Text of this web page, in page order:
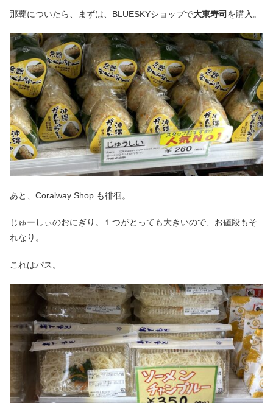
那覇についたら、まずは、BLUESKYショップで大東寿司 を購入。
あと、Coralway Shop も徘徊。
じゅーしぃのおにぎり。１つがとっても大きいので、お値段もそ
れなり。
これはパス。